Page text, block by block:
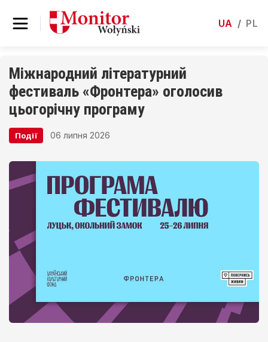
UA / PL
Міжнародний літературний
фестиваль «Фронтера» оголосив
цьогорічну програму
Події 06 липня 2026